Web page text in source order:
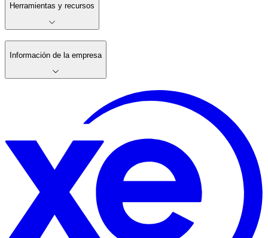
Herramientas y recursos
Información de la empresa